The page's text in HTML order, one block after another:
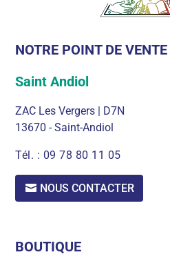
NOTRE POINT DE VENTE
Saint Andiol
ZAC Les Vergers | D7N
13670 - Saint-Andiol
Tél. : 09 78 80 11 05
NOUS CONTACTER
BOUTIQUE